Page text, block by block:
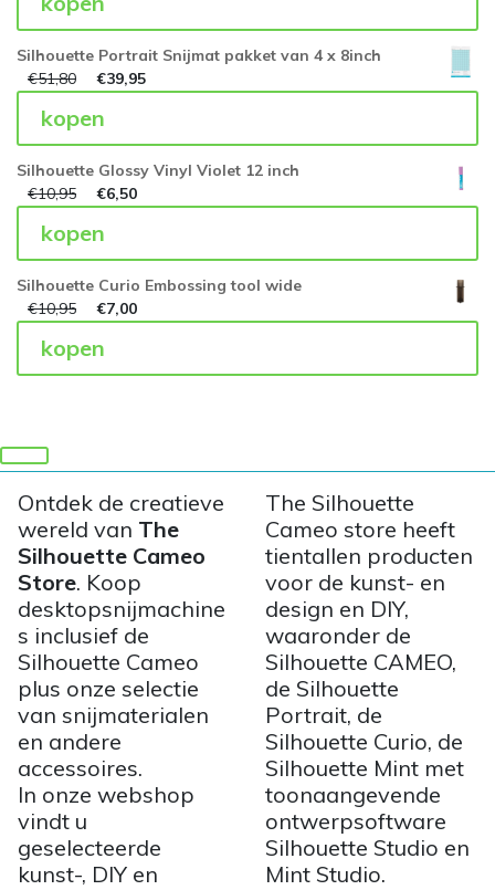
Silhouette Portrait Snijmat pakket van 4 x 8inch
€51,80 €39,95
kopen
Silhouette Glossy Vinyl Violet 12 inch
€10,95 €6,50
kopen
Silhouette Curio Embossing tool wide
€10,95 €7,00
kopen
Ontdek de creatieve
wereld van The
Silhouette Cameo
Store. Koop
desktopsnijmachine
s inclusief de
Silhouette Cameo
plus onze selectie
van snijmaterialen
en andere
accessoires.
In onze webshop
vindt u
geselecteerde
kunst-, DIY en
The Silhouette
Cameo store heeft
tientallen producten
voor de kunst- en
design en DIY,
waaronder de
Silhouette CAMEO,
de Silhouette
Portrait, de
Silhouette Curio, de
Silhouette Mint met
toonaangevende
ontwerpsoftware
Silhouette Studio en
Mint Studio.